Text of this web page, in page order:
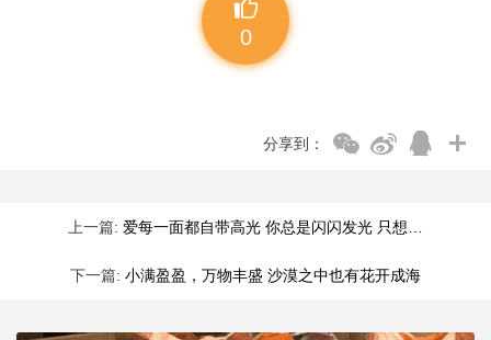
0
分享到：
上一篇: 爱每一面都自带高光 你总是闪闪发光 只想…
下一篇: 小满盈盈，万物丰盛 沙漠之中也有花开成海